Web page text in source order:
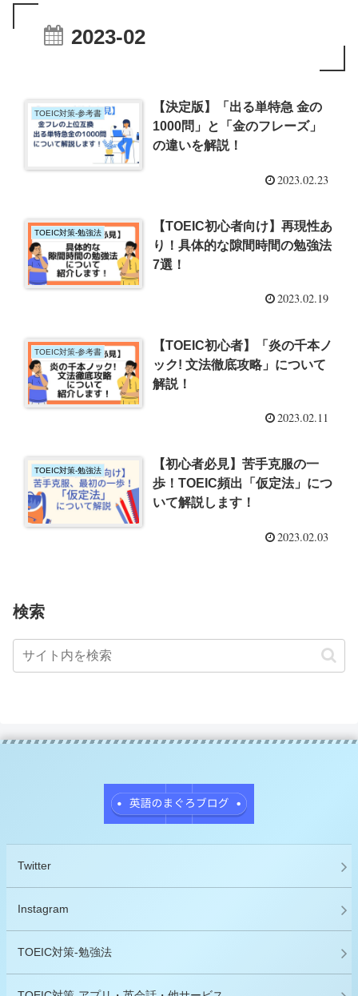
2023-02
TOEIC対策-参考書
【決定版】「出る単特急 金の
1000問」と「金のフレーズ」
の違いを解説！
2023.02.23
TOEIC対策-勉強法
【TOEIC初心者向け】再現性あ
り！具体的な隙間時間の勉強法
7選！
2023.02.19
TOEIC対策-参考書
【TOEIC初心者】「炎の千本ノ
ック! 文法徹底攻略」について
解説！
2023.02.11
TOEIC対策-勉強法
【初心者必見】苦手克服の一
歩！TOEIC頻出「仮定法」につ
いて解説します！
2023.02.03
検索
Twitter
Instagram
TOEIC対策-勉強法